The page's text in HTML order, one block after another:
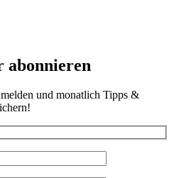
abonnieren
und monatlich Tipps &